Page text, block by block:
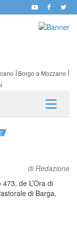
Borgo a Mozzano
di Redazione
de L’Ora di
di Barga,